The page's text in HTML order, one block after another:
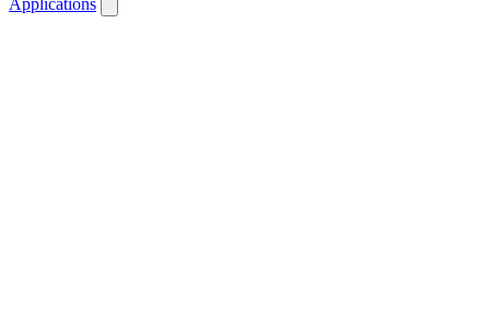
Applications